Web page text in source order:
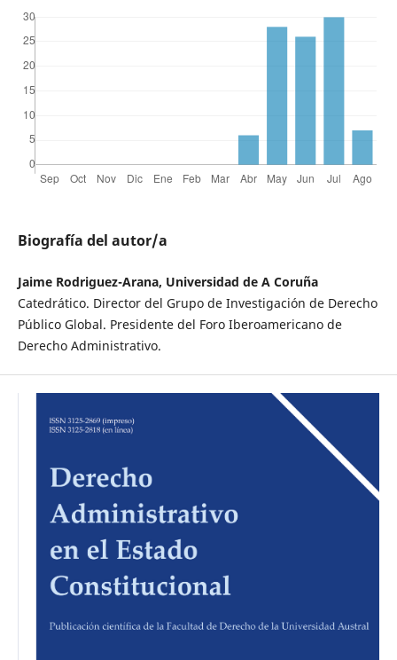
Biografía del autor/a
Jaime Rodriguez-Arana, Universidad de A Coruña
Catedrático. Director del Grupo de Investigación de Derecho
Público Global. Presidente del Foro Iberoamericano de
Derecho Administrativo.